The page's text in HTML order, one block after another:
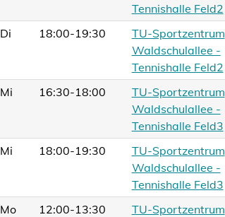
Tennishalle Feld2
Di 18:00-19:30
TU-Sportzentrum
Waldschulallee -
Tennishalle Feld2
Mi 16:30-18:00
TU-Sportzentrum
Waldschulallee -
Tennishalle Feld3
Mi 18:00-19:30
TU-Sportzentrum
Waldschulallee -
Tennishalle Feld3
Mo
12:00-13:30
TU-Sportzentrum